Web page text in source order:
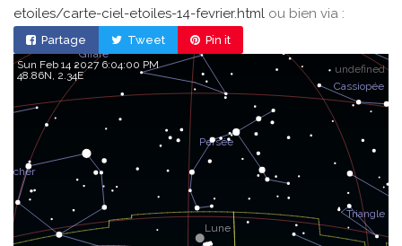
etoiles/carte-ciel-etoiles-14-fevrier.html ou bien via :
Partage Tweet Pin it
undefined
Sun Feb 14 2027 6:04:00 PM
48.86, 2.34